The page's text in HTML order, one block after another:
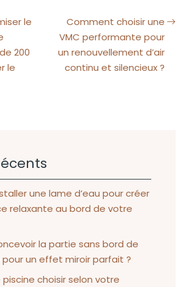
le
200
le
Comment choisir une
VMC performante pour
un renouvellement d’air
continu et silencieux ?
une lame d’eau pour créer
relaxante au bord de votre
la partie sans bord de
un effet miroir parfait ?
choisir selon votre